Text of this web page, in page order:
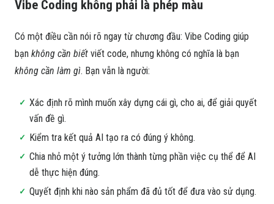
Vibe Coding không phải là phép màu
Có một điều cần nói rõ ngay từ chương đầu: Vibe Coding giúp
bạn không cần biết viết code, nhưng không có nghĩa là bạn
không cần làm gì. Bạn vẫn là người:
Xác định rõ mình muốn xây dựng cái gì, cho ai, để giải quyết
vấn đề gì.
Kiểm tra kết quả AI tạo ra có đúng ý không.
Chia nhỏ một ý tưởng lớn thành từng phần việc cụ thể để AI
dễ thực hiện đúng.
Quyết định khi nào sản phẩm đã đủ tốt để đưa vào sử dụng.